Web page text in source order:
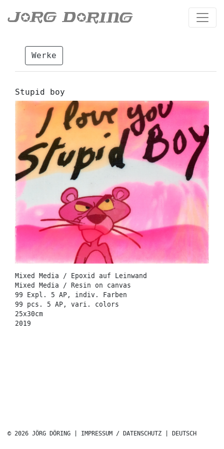
Werke
Stupid boy
Mixed Media / Epoxid auf Leinwand
Mixed Media / Resin on canvas
99 Expl. 5 AP, indiv. Farben
99 pcs. 5 AP, vari. colors
25x30cm
2019
© 2026 JÖRG DÖRING | IMPRESSUM / DATENSCHUTZ DEUTSCH